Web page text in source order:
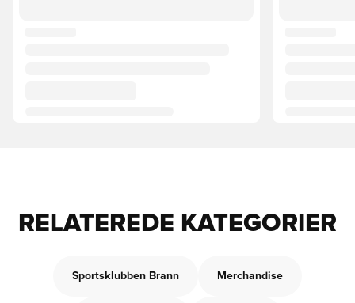
RELATEREDE KATEGORIER
Sportsklubben Brann Merchandise